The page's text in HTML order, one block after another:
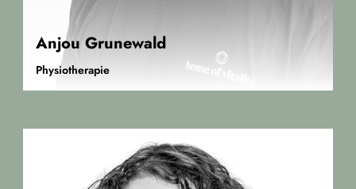
Anjou Grunewald
Physiotherapie